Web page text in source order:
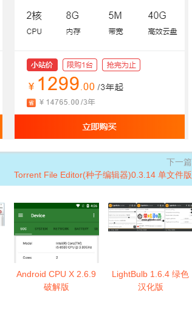
下一篇
Torrent File Editor(种子编辑器)0.3.14 单文件版
Android CPU X 2.6.9
破解版
LightBulb 1.6.4 绿色
汉化版